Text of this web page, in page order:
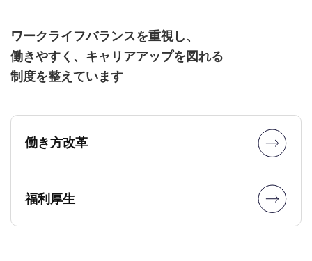
ワークライフバランスを重視し、
働きやすく、キャリアアップを図れる
制度を整えています
働き方改革
福利厚生